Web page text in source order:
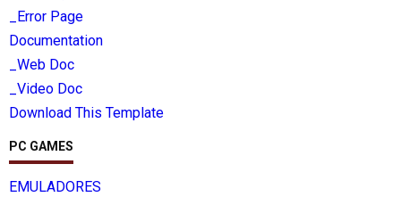
_Error Page
Documentation
_Web Doc
_Video Doc
Download This Template
PC GAMES
EMULADORES